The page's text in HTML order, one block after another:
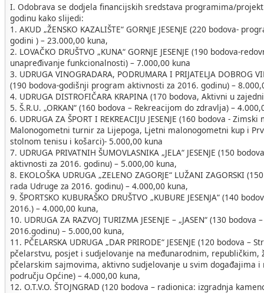
I. Odobrava se dodjela financijskih sredstava programima/
godinu kako slijedi:
1. AKUD „ŽENSKO KAZALIŠTE“ GORNJE JESENJE (220 bodova-
godini ) – 23.000,00 kuna,
2. LOVAČKO DRUŠTVO „KUNA“ GORNJE JESENJE (190 bodova-
unapređivanje funkcionalnosti) – 7.000,00 kuna
3. UDRUGA VINOGRADARA, PODRUMARA I PRIJATELJA DOBROG
(190 bodova-godišnji program aktivnosti za 2016. godinu) –
4. UDRUGA DISTROFIČARA KRAPINA (170 bodova, Aktivni u
5. Š.R.U. „ORKAN“ (160 bodova – Rekreacijom do zdravlja) –
6. UDRUGA ZA ŠPORT I REKREACIJU JESENJE (160 bodova -
Malonogometni turnir za Lijepoga, Ljetni malonogometni kup i
stolnom tenisu i košarci)- 5.000,00 kuna
7. UDRUGA PRIVATNIH ŠUMOVLASNIKA „JELA“ JESENJE (150
aktivnosti za 2016. godinu) – 5.000,00 kuna,
8. EKOLOŠKA UDRUGA „ZELENO ZAGORJE“ LUŽANI ZAGORSKI
rada Udruge za 2016. godinu) – 4.000,00 kuna,
9. ŠPORTSKO KUBURAŠKO DRUŠTVO „KUBURE JESENJA“ (140
2016.) – 4.000,00 kuna,
10. UDRUGA ZA RAZVOJ TURIZMA JESENJE – „JASEN“ (130
2016.godinu) – 5.000,00 kuna,
11. PČELARSKA UDRUGA „DAR PRIRODE“ JESENJE (120 bodova –
pčelarstvu, posjet i sudjelovanje na međunarodnim, republičkim,
pčelarskim sajmovima, aktivno sudjelovanje u svim događajima
području Općine) – 4.000,00 kuna,
12. O.T.V.O. ŠTOJNGRAD (120 bodova – radionica: izgradnja